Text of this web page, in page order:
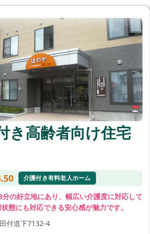
き高齢者向け住宅
介護付き有料老人ホーム
の好立地にあり、幅広い介護度に対応して
態にも対応できる安心感が魅力です。
付道下7132-4